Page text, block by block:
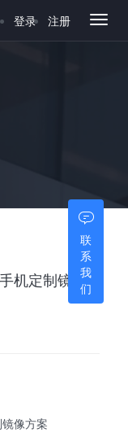
登录 注册
机定制镜像
像方案
联
系
我
们